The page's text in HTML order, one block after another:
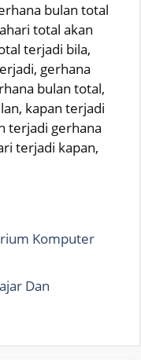
bulan total
total akan
terjadi bila,
gerhana
bulan total,
kapan terjadi
terjadi gerhana
terjadi kapan,
Komputer
Dan